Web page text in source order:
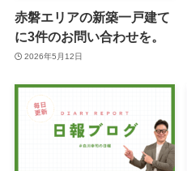
赤磐エリアの新築一戸建て
に3件のお問い合わせを。
2026年5月12日